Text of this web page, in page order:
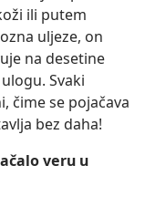
ili putem
uljeze, on
na desetine
Svaki
čime se pojačava
bez daha!
veru u